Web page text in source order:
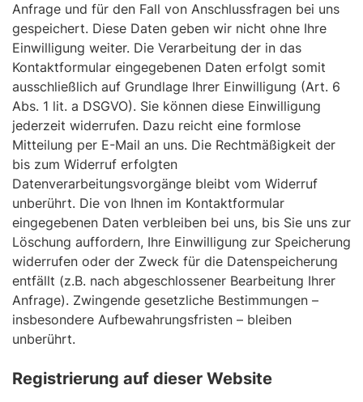
Anfrage und für den Fall von Anschlussfragen bei uns
gespeichert. Diese Daten geben wir nicht ohne Ihre
Einwilligung weiter. Die Verarbeitung der in das
Kontaktformular eingegebenen Daten erfolgt somit
ausschließlich auf Grundlage Ihrer Einwilligung (Art. 6
Abs. 1 lit. a DSGVO). Sie können diese Einwilligung
jederzeit widerrufen. Dazu reicht eine formlose
Mitteilung per E-Mail an uns. Die Rechtmäßigkeit der
bis zum Widerruf erfolgten
Datenverarbeitungsvorgänge bleibt vom Widerruf
unberührt. Die von Ihnen im Kontaktformular
eingegebenen Daten verbleiben bei uns, bis Sie uns zur
Löschung auffordern, Ihre Einwilligung zur Speicherung
widerrufen oder der Zweck für die Datenspeicherung
entfällt (z.B. nach abgeschlossener Bearbeitung Ihrer
Anfrage). Zwingende gesetzliche Bestimmungen –
insbesondere Aufbewahrungsfristen – bleiben
unberührt.
Registrierung auf dieser Website